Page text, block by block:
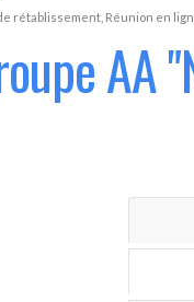
rétablissement Réunion en
AA